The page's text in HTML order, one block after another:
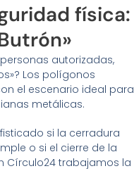
física:
autorizadas,
Los polígonos
el escenario ideal para
metálicas.
si la cerradura
o si el cierre de la
Círculo24 trabajamos la